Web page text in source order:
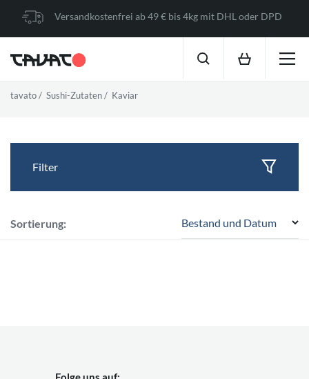
Versandkostenfrei ab 49 € bis 4kg mit DHL oder DPD
tavato Sushi-Zutaten Kaviar
Filter
Sortierung: Bestand und Datum